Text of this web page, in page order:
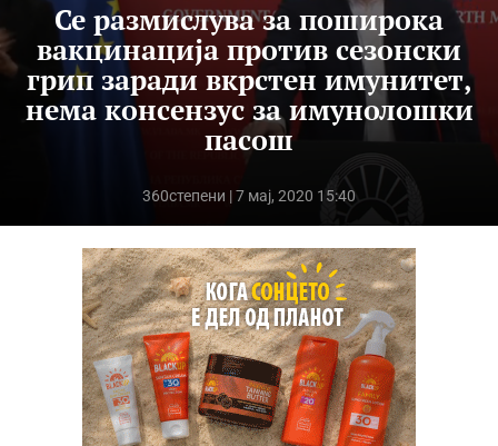
Се размислува за поширока
вакцинација против сезонски
грип заради вкрстен имунитет,
нема консензус за имунолошки
пасош
360степени | 7 мај, 2020 15:40